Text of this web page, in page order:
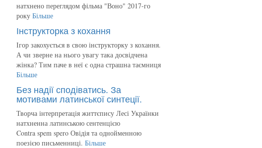
натхнено переглядом фільма "Воно" 2017-го
року Більше
Інструкторка з кохання
Ігор закохується в свою інструкторку з кохання.
А чи зверне на нього увагу така досвідчена
жінка? Тим паче в неї є одна страшна таємниця
Більше
Без надії сподіватись. За
мотивами латинської синтеції.
Творча інтерпретація життєпису Лесі Українки
натхненна латинською сентенцією
Contra spem spero Овідія та однойменною
поезією письменниці. Більше